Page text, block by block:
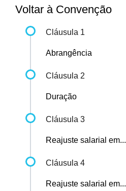
Voltar à Convenção
Cláusula 1
Abrangência
Cláusula 2
Duração
Cláusula 3
Reajuste salarial em...
Cláusula 4
Reajuste salarial em...